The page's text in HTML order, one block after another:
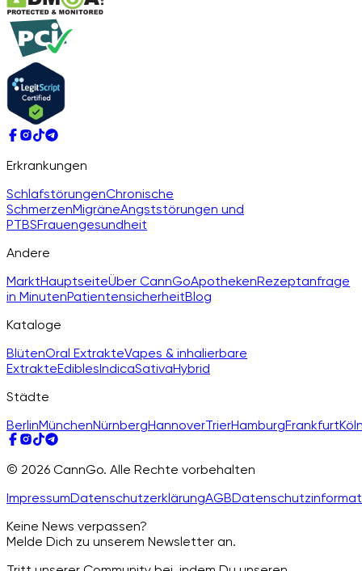
Erkrankungen
SchlafstörungenChronische
SchmerzenMigräneAngststörungen und
PTBSFrauengesundheit
Andere
MarktHauptseiteÜber CannGoApothekenRezeptanfrage
in MinutenPatientensicherheitBlog
Kataloge
BlütenOral ExtrakteVapes & inhalierbare
ExtrakteEdiblesIndicaSativaHybrid
Städte
BerlinMünchenNürnbergHannoverTrierHamburgFrankfurt
© 2026 CannGo. Alle Rechte vorbehalten
ImpressumDatenschutzerklärungAGB
Keine News verpassen?
Melde Dich zu unserem Newsletter an.